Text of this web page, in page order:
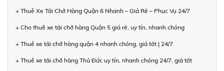
+ Thuê Xe Tải Chở Hàng Quận 6 Nhanh – Giá Rẻ – Phục Vụ 24/7
+ Cho thuê xe tải chở hàng Quận 5 giá rẻ, uy tín, nhanh chóng
+ Thuê xe tải chở hàng quận 4 nhanh chóng, giá tốt | 24/7
+ Thuê xe tải chở hàng Thủ Đức uy tín, nhanh chóng 24/7, giá tốt